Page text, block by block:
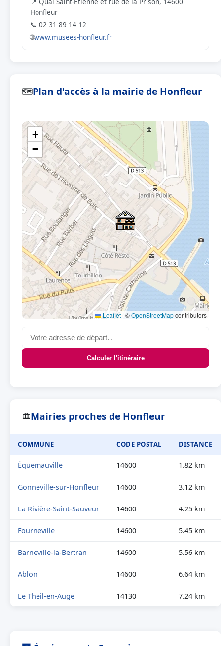
Honfleur
📞 02 31 89 14 12
🌐www.musees-honfleur.fr
🗺Plan d'accès à la mairie de Honfleur
+
−
Leaflet | ©OpenStreetMapcontributors
Calculer l'itinéraire
🏛Mairies proches de Honfleur
COMMUNE CODE POSTAL DISTANCE
Équemauville 14600 1.82 km
Gonneville-sur-Honfleur 14600 3.12 km
La Rivière-Saint-Sauveur 14600 4.25 km
Fourneville 14600 5.45 km
Barneville-la-Bertran 14600 5.56 km
Ablon 14600 6.64 km
Le Theil-en-Auge 14130 7.24 km